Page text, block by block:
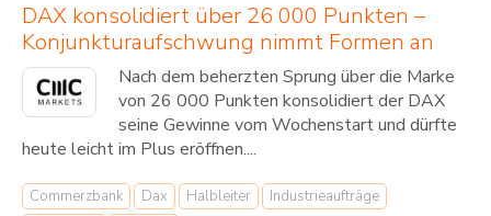
DAX konsolidiert über 26 000 Punkten –
Konjunkturaufschwung nimmt Formen an
Nach dem beherzten Sprung über die Marke
von 26 000 Punkten konsolidiert der DAX
seine Gewinne vom Wochenstart und dürfte
heute leicht im Plus eröffnen....
Commerzbank Dax Halbleiter
Industrieaufträge